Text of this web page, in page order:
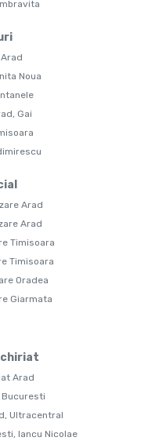
Noua
Gai
Arad
Arad
Timisoara
Timisoara
Oradea
Giarmata
Arad
Ultracentral
Iancu Nicolae